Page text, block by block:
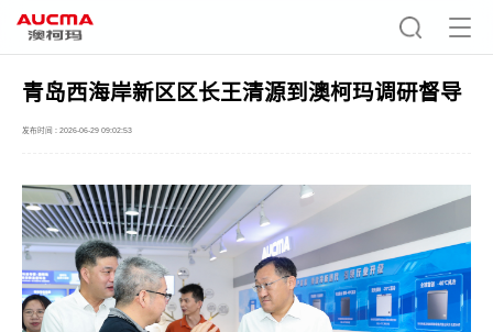
青岛西海岸新区区长王清源到澳柯玛调研督导
发布时间 : 2026-06-29 09:02:53